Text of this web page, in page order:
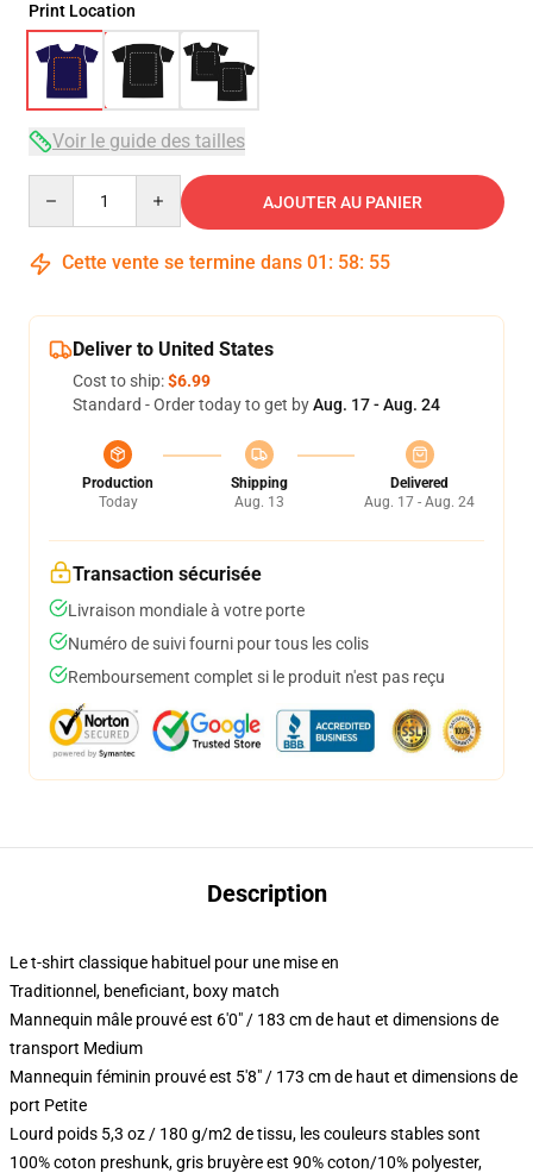
Print Location
Voir le guide des tailles
AJOUTER AU PANIER
Cette vente se termine dans 01 : 58: 54
Deliver to United States
Cost to ship:$6.99
Standard - Order today to get byAug. 17 - Aug. 24
Production
Today
Shipping
Aug. 13
Delivered
Aug. 17 - Aug. 24
Transaction sécurisée
Livraison mondiale à votre porte
Numéro de suivi fourni pour tous les colis
Remboursement complet si le produit n'est pas reçu
Description
Le t-shirt classique habituel pour une mise en
Traditionnel, beneficiant, boxy match
Mannequin mâle prouvé est 6'0" / 183 cm de haut et dimensions de
transport Medium
Mannequin féminin prouvé est 5'8" / 173 cm de haut et dimensions de
port Petite
Lourd poids 5,3 oz / 180 g/m2 de tissu, les couleurs stables sont
100% coton preshunk, gris bruyère est 90% coton/10% polyester,